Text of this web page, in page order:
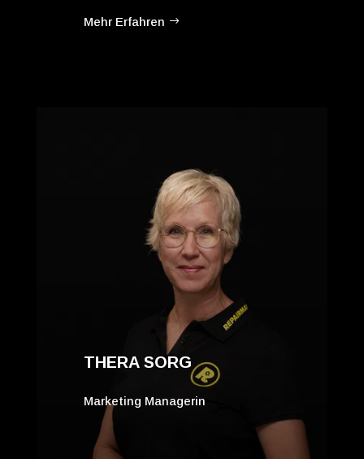
Mehr Erfahren
THERA SORG
Marketing Managerin